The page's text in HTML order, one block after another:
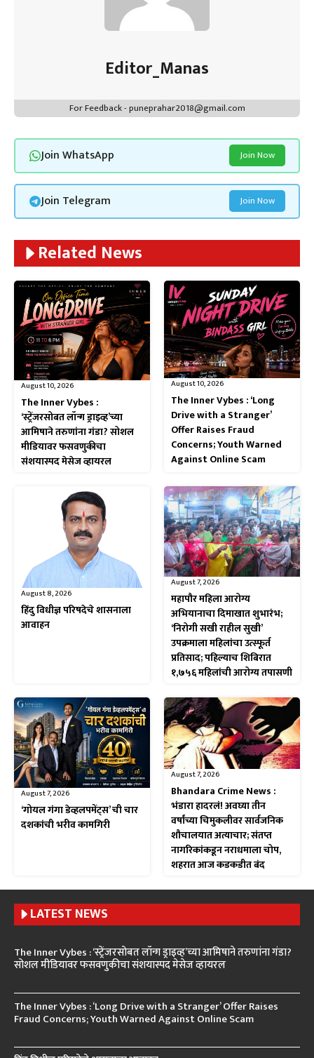
Editor_Manas
For Feedback - puneprahar2018@gmail.com
Join WhatsApp Join Now
Join Telegram Join Now
Related News
August 10, 2026
The Inner Vybes :
‘स्ट्रेंजरसोबत लॉन्ग ड्राइव्ह’च्या
आमिषाने तरुणांना गंडा? सोशल
मीडियावर फसवणुकीचा
संशयास्पद मेसेज व्हायरल
August 10, 2026
The Inner Vybes : ‘Long
Drive with a Stranger’
Offer Raises Fraud
Concerns; Youth Warned
Against Online Scam
August 8, 2026
हिंदु विधीज्ञ परिषदेचे शासनाला
आवाहन
August 7, 2026
महापौर महिला आरोग्य
अभियानाचा दिमाखात शुभारंभ;
‘निरोगी सखी राहील सुखी’
उपक्रमाला महिलांचा उत्स्फूर्त
प्रतिसाद; पहिल्याच शिबिरात
१,७५६ महिलांची आरोग्य तपासणी
August 7, 2026
‘गोयल गंगा डेव्हलपमेंट्स’ ची चार
दशकांची भरीव कामगिरी
August 7, 2026
Bhandara Crime News :
भंडारा हादरलं! अवघ्या तीन
वर्षांच्या चिमुकलीवर सार्वजनिक
शौचालयात अत्याचार; संतप्त
नागरिकांकडून नराधमाला चोप,
शहरात आज कडकडीत बंद
LATEST NEWS
The Inner Vybes : ‘स्ट्रेंजरसोबत लॉन्ग ड्राइव्ह’च्या आमिषाने तरुणांना गंडा?
सोशल मीडियावर फसवणुकीचा संशयास्पद मेसेज व्हायरल
The Inner Vybes : ‘Long Drive with a Stranger’ Offer Raises
Fraud Concerns; Youth Warned Against Online Scam